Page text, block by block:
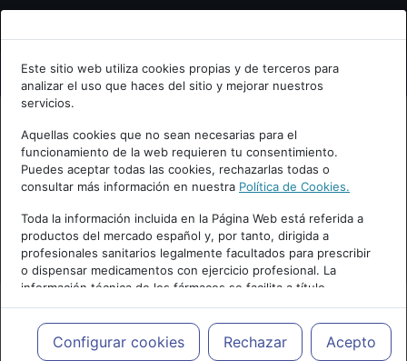
Bienvenid@ a psiquiatria.com
Escribe tu Email
Accede o regístrate con tu email.
Cancelar
Este sitio web utiliza cookies propias y de terceros para
analizar el uso que haces del sitio y mejorar nuestros
servicios.
Aquellas cookies que no sean necesarias para el
funcionamiento de la web requieren tu consentimiento.
Puedes aceptar todas las cookies, rechazarlas todas o
consultar más información en nuestra Política de Cookies.
Toda la información incluida en la Página Web está referida a
productos del mercado español y, por tanto, dirigida a
profesionales sanitarios legalmente facultados para prescribir
o dispensar medicamentos con ejercicio profesional. La
información técnica de los fármacos se facilita a título
meramente informativo, siendo responsabilidad de los
profesionales facultados prescribir medicamentos y decidir, en
cada caso concreto, el tratamiento más adecuado a las
necesidades del paciente.
Configurar cookies Rechazar Acepto